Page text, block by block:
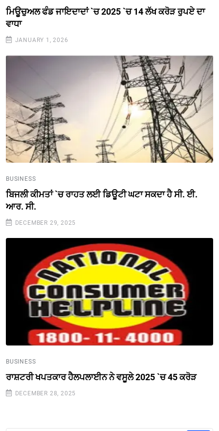
ਮਿਊਚੁਅਲ ਫੰਡ ਜਾਇਦਾਦਾਂ `ਚ 2025 `ਚ 14 ਲੱਖ ਕਰੋੜ ਰੁਪਏ ਦਾ
ਵਾਧਾ
JANUARY 1, 2026
BUSINESS
ਬਿਜਲੀ ਕੀਮਤਾਂ `ਚ ਰਾਹਤ ਲਈ ਡਿਊਟੀ ਘਟਾ ਸਕਦਾ ਹੈ ਸੀ. ਈ.
ਆਰ. ਸੀ.
DECEMBER 29, 2025
BUSINESS
ਰਾਸ਼ਟਰੀ ਖਪਤਕਾਰ ਹੈਲਪਲਾਈਨ ਨੇ ਵਸੂਲੇ 2025 `ਚ 45 ਕਰੋੜ
DECEMBER 28, 2025